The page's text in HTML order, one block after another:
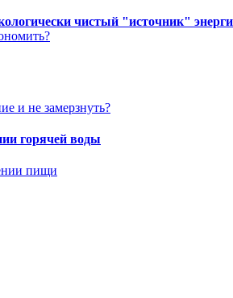
чистый "источник"
и не замерзнуть?
горячей воды
пищи